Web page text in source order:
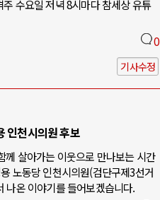
수요일 저녁 8시마다 참세상 유튜
0
기사수정
인천시의원 후보
께 살아가는 이웃으로 만나보는 시간
노동당 인천시의원(검단구제3선거
나온 이야기를 들어보겠습니다.